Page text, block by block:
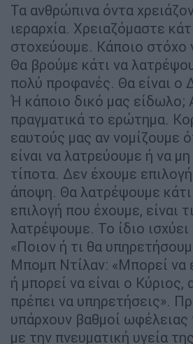
Τα ανθρώπινα όντα
ιεραρχία. Χρειαζόμαστε
στοχεύουμε. Κάποιο στόχο
Θα βρούμε κάτι να
πολύ προφανές. Θα είναι ο
Ή κάποιο δικό μας είδωλο;
πραγματικά το ερώτημα.
εαυτούς μας αν νομίζουμε
είναι να λατρεύουμε ή να
τίποτα. Δεν έχουμε
άποψη. Θα λατρέψουμε
επιλογή που έχουμε, είναι
λατρέψουμε. Το ίδιο ισχύει
«Ποιον ή τι θα
Μπομπ Ντίλαν: «Μπορεί να
ή μπορεί να είναι ο Κύριος,
πρέπει να υπηρετήσεις».
υπάρχουν βαθμοί ωφέλειας
με την πνευματική υγεία